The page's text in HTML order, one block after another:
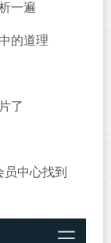
一遍
的道理
了
中心找到